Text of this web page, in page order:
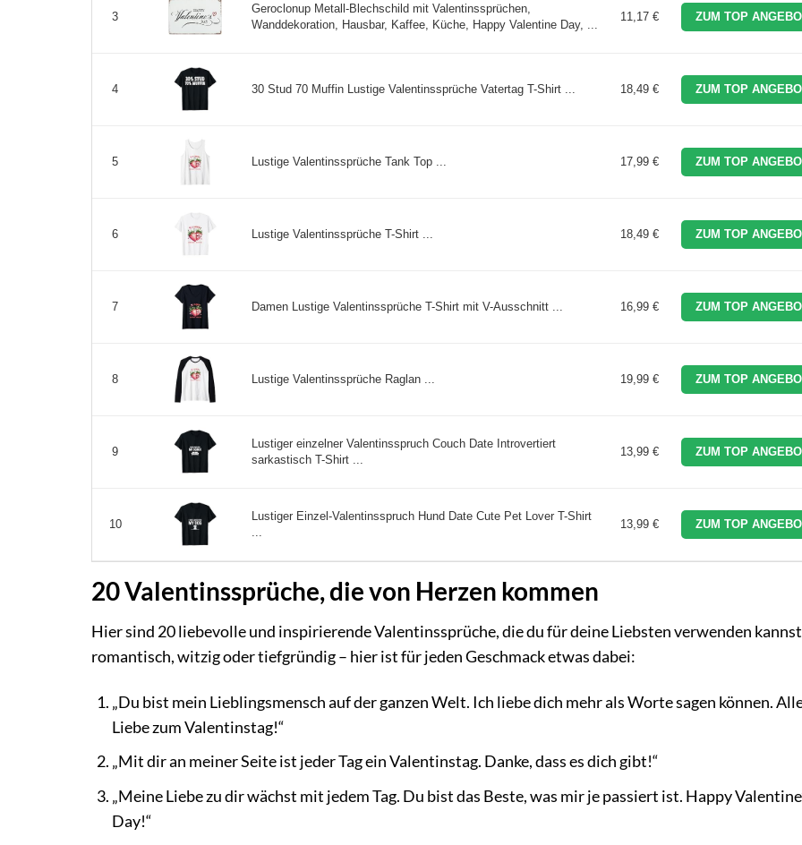
3
Geroclonup Metall-Blechschild mit Valentinssprüchen,
Wanddekoration, Hausbar, Kaffee, Küche, Happy Valentine Day, ...
11,17 € ZUM TOP
4 30 Stud 70 Muffin Lustige Valentinssprüche Vatertag T-Shirt ... 18,49 € ZUM TOP
5 Lustige Valentinssprüche Tank Top ... 17,99 € ZUM TOP
6 Lustige Valentinssprüche T-Shirt ... 18,49 € ZUM TOP
7 Damen Lustige Valentinssprüche T-Shirt mit V-Ausschnitt ... 16,99 € ZUM TOP
8 Lustige Valentinssprüche Raglan ... 19,99 € ZUM TOP
9
Lustiger einzelner Valentinsspruch Couch Date Introvertiert
sarkastisch T-Shirt ...
13,99 € ZUM TOP
10
Lustiger Einzel-Valentinsspruch Hund Date Cute Pet Lover T-Shirt
13,99 € ZUM TOP
20 Valentinssprüche, die von Herzen kommen
Hier sind 20 liebevolle und inspirierende Valentinssprüche, die du für deine Liebsten verwenden
romantisch, witzig oder tiefgründig – hier ist für jeden Geschmack etwas dabei:
„Du bist mein Lieblingsmensch auf der ganzen Welt. Ich liebe dich mehr als Worte sagen können.
Liebe zum Valentinstag!“
„Mit dir an meiner Seite ist jeder Tag ein Valentinstag. Danke, dass es dich gibt!“
„Meine Liebe zu dir wächst mit jedem Tag. Du bist das Beste, was mir je passiert ist. Happy
Day!“